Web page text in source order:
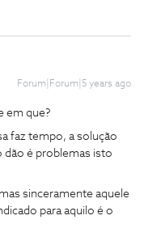
Forum|Forum|5 years ago
em que?
faz tempo, a solução
dão é problemas isto
sinceramente aquele
para aquilo é o